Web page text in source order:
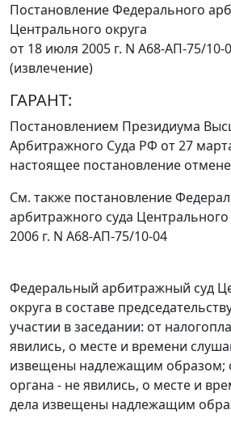
Постановление Федерального
Центрального округа
от 18 июля 2005 г. N А68-АП-75/10-
(извлечение)
ГАРАНТ:
Постановлением Президиума
Арбитражного Суда РФ от 27
настоящее постановление
См. также постановление
арбитражного суда
2006 г. N А68-АП-75/10-04
Федеральный арбитражный суд
округа в составе
участии в заседании: от
явились, о месте и времени
извещены надлежащим образом;
органа - не явились, о месте и
дела извещены надлежащим